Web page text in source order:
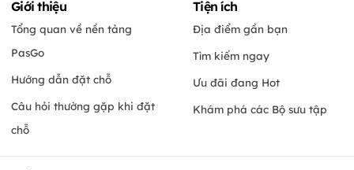
Giới thiệu
Tổng quan về nền tảng
PasGo
Hướng dẫn đặt chỗ
Câu hỏi thường gặp khi đặt
chỗ
Tiện ích
Địa điểm gần bạn
Tìm kiếm ngay
Ưu đãi đang Hot
Khám phá các Bộ sưu tập